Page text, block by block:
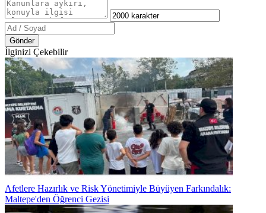
Gönder
İlginizi Çekebilir
Afetlere Hazırlık ve Risk Yönetimiyle Büyüyen Farkındalık:
Maltepe'den Öğrenci Gezisi